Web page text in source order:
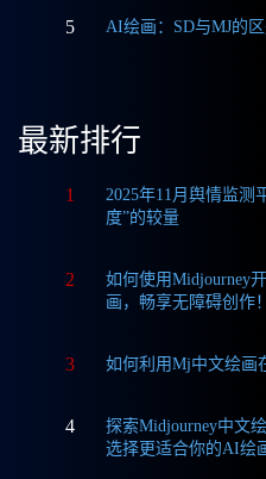
5 AI绘画：SD与MJ的
最新排行
1
2025年11月舆情监测
度”的较量
2
如何使用Midjourney
画，畅享无障碍创作！
3 如何利用Mj中文绘画
4
探索Midjourney中文
选择更适合你的AI绘